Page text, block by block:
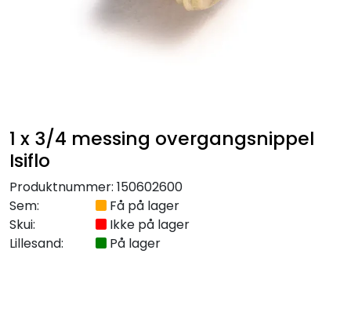
1 x 3/4 messing overgangsnippel
Isiflo
Produktnummer: 150602600
Sem:
Få på lager
Skui:
Ikke på lager
Lillesand:
På lager
Kabelrør og kabelkummer
Grunnmursplast
Betongkummer og justeringsringer
Verktøy og tilbehør